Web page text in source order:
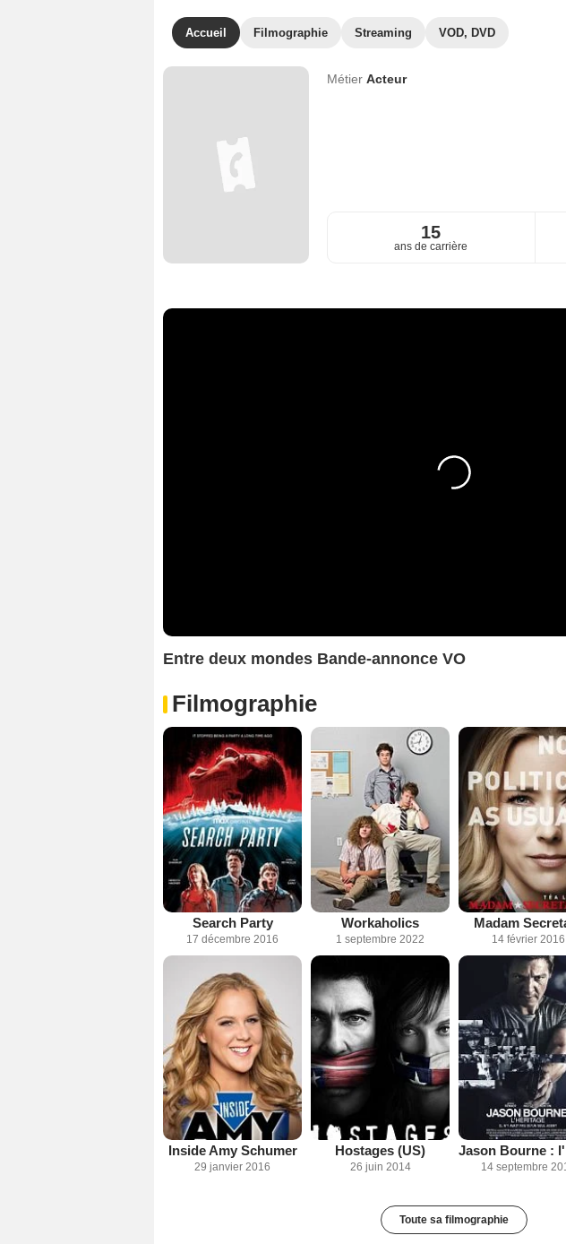
Accueil Filmographie Streaming VOD, DVD
Métier Acteur
15
ans de carrière
Entre deux mondes Bande-annonce VO
Filmographie
Search Party
17 décembre 2016
Workaholics
1 septembre 2022
Madam
14 février 2016
Inside Amy Schumer
29 janvier 2016
Hostages (US)
26 juin 2014 14 septembre
Toute sa filmographie